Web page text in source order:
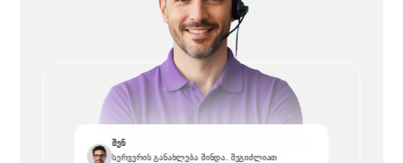
შენ
სერვერის განახლება მინდა. შეგიძლიათ